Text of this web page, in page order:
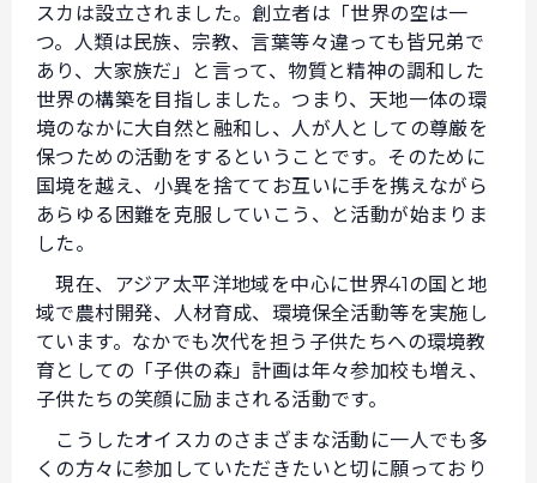
スカは設立されました。創立者は「世界の空は一
つ。人類は民族、宗教、言葉等々違っても皆兄弟で
あり、大家族だ」と言って、物質と精神の調和した
世界の構築を目指しました。つまり、天地一体の環
境のなかに大自然と融和し、人が人としての尊厳を
保つための活動をするということです。そのために
国境を越え、小異を捨ててお互いに手を携えながら
あらゆる困難を克服していこう、と活動が始まりま
した。
現在、アジア太平洋地域を中心に世界41の国と地
域で農村開発、人材育成、環境保全活動等を実施し
ています。なかでも次代を担う子供たちへの環境教
育としての「子供の森」計画は年々参加校も増え、
子供たちの笑顔に励まされる活動です。
こうしたオイスカのさまざまな活動に一人でも多
くの方々に参加していただきたいと切に願っており